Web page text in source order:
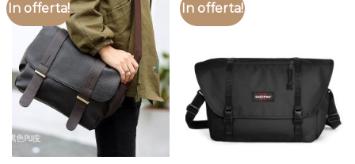
In offerta! In offerta!